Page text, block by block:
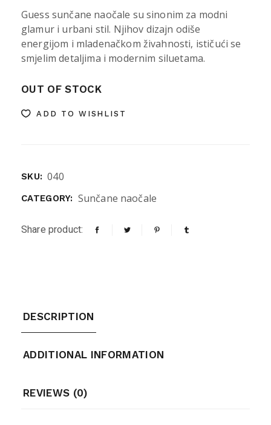
Guess sunčane naočale su sinonim za modni
glamur i urbani stil. Njihov dizajn odiše
energijom i mladenačkom živahnosti, ističući se
smjelim detaljima i modernim siluetama.
OUT OF STOCK
ADD TO WISHLIST
SKU: 040
CATEGORY: Sunčane naočale
Share product:
DESCRIPTION
ADDITIONAL INFORMATION
REVIEWS (0)